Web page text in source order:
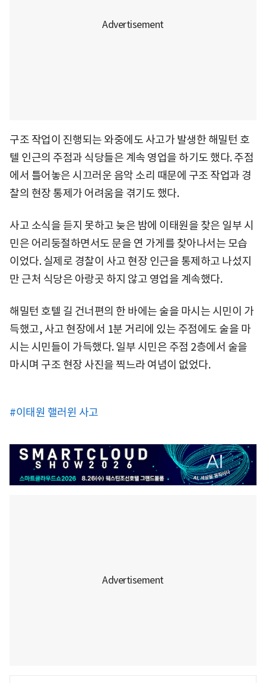
구조 작업이 진행되는 와중에도 사고가 발생한 해밀턴 호
텔 인근의 주점과 식당들은 계속 영업을 하기도 했다. 주점
에서 틀어놓은 시끄러운 음악 소리 때문에 구조 작업과 경
찰의 현장 통제가 어려움을 겪기도 했다.
사고 소식을 듣지 못하고 늦은 밤에 이태원을 찾은 일부 시
민은 어리둥절하면서도 문을 연 가게를 찾아나서는 모습
이었다. 실제로 경찰이 사고 현장 인근을 통제하고 나섰지
만 근처 식당은 아랑곳 하지 않고 영업을 계속했다.
해밀턴 호텔 길 건너편의 한 바에는 술을 마시는 시민이 가
득했고, 사고 현장에서 1분 거리에 있는 주점에도 술을 마
시는 시민들이 가득했다. 일부 시민은 주점 2층에서 술을
마시며 구조 현장 사진을 찍느라 여념이 없었다.
#이태원 핼러윈 사고